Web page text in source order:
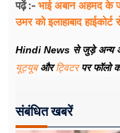
पढ़ें :- भाई अबान अहमद के
उमर को इलाहाबाद हाईकोर्ट
Hindi News से जुड़े अन्य
यूट्यूबऔरट्विटरपर फॉलो
संबंधित खबरें